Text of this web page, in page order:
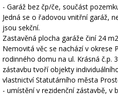
- Garáž bez čp/če, součást
Jedná se o řadovou vnitřní garáž,
jsou sekční.
Zastavěná plocha garáže činí 24
Nemovitá věc se nachází v okrese
rodinného domu na ul. Krásná č.p.
zástavbu tvoří objekty
vlastnictví Statutárního města
- umístění v rezidenční zástavbě, v